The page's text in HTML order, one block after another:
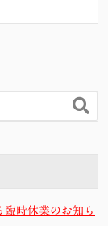

時休業のお知ら